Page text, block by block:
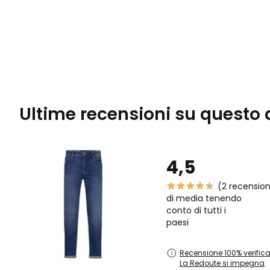
Ultime recensioni su questo
4,5
(2
di media tenendo
conto di tutti i
paesi
Recensione 100%
La Redoute si impegna